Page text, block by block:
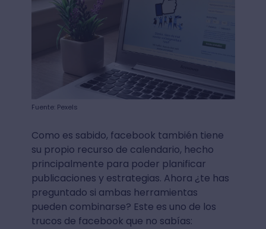
Fuente: Pexels
Como es sabido, facebook también tiene
su propio recurso de calendario, hecho
principalmente para poder planificar
publicaciones y estrategias. Ahora ¿te has
preguntado si ambas herramientas
pueden combinarse? Este es uno de los
trucos de facebook que no sabías: